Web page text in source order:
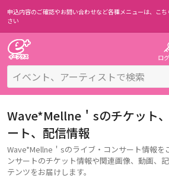
申込内容のご確認やお問い合わせなど各種メニューは、 こ
さい
ロ
Wave*Mellne＇sのチケット
ート、配信情報
Wave*Mellne＇sのライブ・コンサート情報を
ンサートのチケット情報や関連画像、動画、
テンツをお届けします。